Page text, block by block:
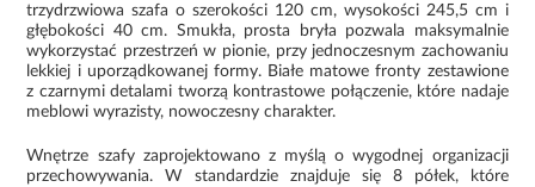
trzydrzwiowa szafa o szerokości 120 cm, wysokości 245,5 cm i
głębokości 40 cm. Smukła, prosta bryła pozwala maksymalnie
wykorzystać przestrzeń w pionie, przy jednoczesnym zachowaniu
lekkiej i uporządkowanej formy. Białe matowe fronty zestawione
z czarnymi detalami tworzą kontrastowe połączenie, które nadaje
meblowi wyrazisty, nowoczesny charakter.
Wnętrze szafy zaprojektowano z myślą o wygodnej organizacji
przechowywania. W standardzie znajduje się 8 półek, które